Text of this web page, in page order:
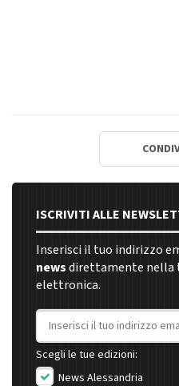
ISCRIVITI ALLE
Inserisci il tuo indirizzo
newsdirettamente nella
elettronica.
Indirizzo email
Scegli le tue edizioni:
News Alessandria